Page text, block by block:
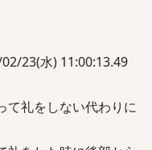
23(水) 11:00:13.49
て礼をしない代わりに